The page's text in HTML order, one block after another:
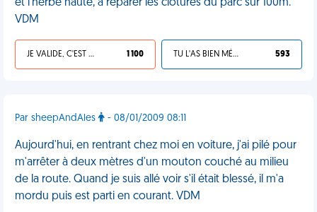
et l’herbe haute, à réparer les clôtures du parc sur 100m.
VDM
JE VALIDE, C'EST UNE VDM 1 100 TU L'AS BIEN MÉRITÉ 593
Par sheepAndAles - 08/01/2009 08:11
Aujourd'hui, en rentrant chez moi en voiture, j'ai pilé pour
m'arrêter à deux mètres d'un mouton couché au milieu
de la route. Quand je suis allé voir s'il était blessé, il m'a
mordu puis est parti en courant. VDM